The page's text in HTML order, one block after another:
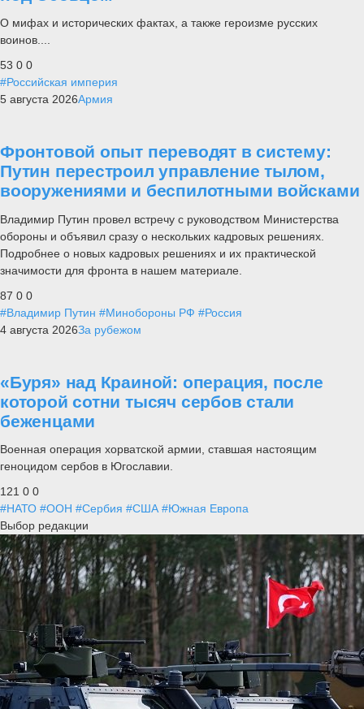
О мифах и исторических фактах, а также героизме русских
воинов....
53 0 0
#Российская империя
5 августа 2026Армия
Фронтовой опыт переводят в систему:
Путин перестроил управление тылом,
вооружениями и беспилотными войсками
Владимир Путин провел встречу с руководством Министерства
обороны и объявил сразу о нескольких кадровых решениях.
Подробнее о новых кадровых решениях и их практической
значимости для фронта в нашем материале.
87 0 0
#Владимир Путин #Минобороны РФ #Россия
4 августа 2026За рубежом
«Буря» над Краиной: операция, после
которой сотни тысяч сербов стали
беженцами
Военная операция хорватской армии, ставшая настоящим
геноцидом сербов в Югославии.
121 0 0
#НАТО #ООН #Сербия #США #Южная Европа
Выбор редакции